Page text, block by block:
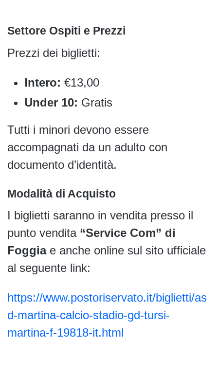
Settore Ospiti e Prezzi
Prezzi dei biglietti:
Intero: €13,00
Under 10: Gratis
Tutti i minori devono essere
accompagnati da un adulto con
documento d’identità.
Modalità di Acquisto
I biglietti saranno in vendita presso il
punto vendita “Service Com” di
Foggia e anche online sul sito ufficiale
al seguente link:
https://www.postoriservato.it/biglietti/as
d-martina-calcio-stadio-gd-tursi-
martina-f-19818-it.html